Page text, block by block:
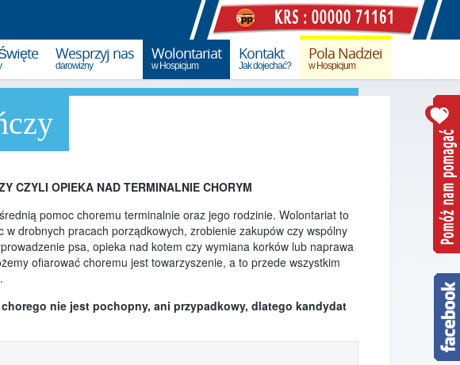
Wesprzyj nas
darowizny
Wolontariat
w Hospicjum
Wolontariat opiekuńczy
pomóż w opiece nad chorymi
Wolontariat akcyjny
pomóż w akcjach promocyjnych
Kursy i szkolenia
Kontakt
Jak dojechać?
Pola Nadziei
w Hospicjum
Pola Nadziei 2018
Pola Nadziei 2019
CZYLI OPIEKA NAD TERMINALNIE CHORYM
pomoc choremu terminalnie oraz jego rodzinie. Wolontariat to
drobnych pracach porządkowych, zrobienie zakupów czy wspólny
psa, opieka nad kotem czy wymiana korków lub naprawa
ofiarować choremu jest towarzyszenie, a to przede wszystkim
nie jest pochopny, ani przypadkowy, dlatego kandydat